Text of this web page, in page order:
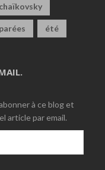
été
à ce blog et
article par email.